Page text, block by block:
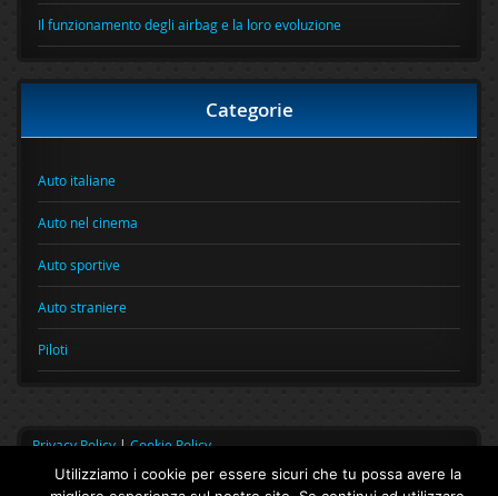
Il funzionamento degli airbag e la loro evoluzione
Categorie
Auto italiane
Auto nel cinema
Auto sportive
Auto straniere
Piloti
Privacy Policy | Cookie Policy
Utilizziamo i cookie per essere sicuri che tu possa avere la